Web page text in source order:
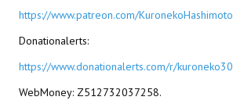
Fallout 3
Kingdoms of Amalur: Reckoning
https://www.patreon.com/KuronekoHashimoto
Donationalerts:
https://www.donationalerts.com/r/kuroneko30
WebMoney: Z512732037258.